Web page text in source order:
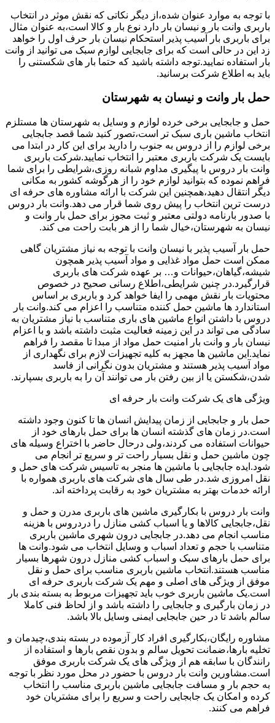
با توجه به موارد عنوان شده،از دیگر نکاتی که نقش موثر در انتخاب
باربری وانت بار و نیسان بار دارد نوع بار و کالا است،به عنوان مثال
برای باربری بار آسیب پذیر استحکام نیسان بار حرف اول را خواهد
زد این در حالی است که برای جابجایی لوازم سبک می توانید از وانت
بار استفاده نمایید.توجه داشته باشید که حتما بار های شکستنی را
باید به اطلاع شرکت برسانید.
حمل بار وانت و نیسان به شهرستان
حمل و جابجایی برخی خرده لوازم و وسایل به شهرستان ها مستلزم
انتخاب ماشین باری سبک تر است،تصور کنید شما قصد جابجایی
برخی لوازم را از دروس به جنوب را دارید برای این کار در ابتدا می
بایست یک شرکت باربری معتبر را انتخاب نمایید.شرکت باربری
وانت بار دروس با پیگیری مداوم شبانه روزی،شرایطی را برای شما
فراهم نموده که بتوانید لوازم خود را از هرگوشه کشور به مکانی
دیگر انتقال دهید،همچنین این شرکت با ارائه مشاوره های حرفه ای
درست ترین انتخاب را پیش روی شما قرار می دهد.وانت بار دروس
با صدور بارنامه دولتی معتبر و ثبت مجوز برای حمل بار وانت و
نیسان به شهرستان،خیال شما را از هر بابت راحت می کند.
حمل بار آسیب پذیر با نیسان وانت با توجه به نیاز مشتریان گاهی
ممکن است حمل مواد غذایی و مواد آسیب پذیر همچون
شیشه،گیاهان،حیوانات و… بر عهده شرکت های باربری
قرارگیرد.در چنین شرایطی،اطلاع رسانی صحیح در خصوص
محتویات بار نقش مهمی را ایفا خواهد کرد و باربری بر اساس
استاندارد ها ماشین حمل کننده متناسب را اعزام می کند.وانت بار
دروس با داشتن انواع ماشین های باری متناسب با نیاز مشتریان به
سادگی می تواند در این زمینه فعالیت مثبت داشته باشد و با اعزام
نیسان بار و وانت بار امنیت حمل مواد از مبدا تا مقصد را فراهم
نماید.این ماشین ها مجهز به کلیه تجهیزات لازم برای نگهداری از
مواد آسیب پذیر هستند و مشتریان بدون نگرانی از فاسد
شدن،شکستن یا از بین رفتن بار می توانند آن را به باربری بسپارند.
ویژگی های یک شرکت وانت بار حرفه ای
حمل بار و جابجایی از زمان پیدایش انسان ها تا کنون وجود داشته
است.در زمان های گذشته انسان ها برای حمل بارهای خود از
حیوانات استفاده می کردند،ولی درحال حاضر با اختراع وسیله های
چون ماشین حمل و نقل بسیار راحت تر و سریع تر انجام می
شود.ایده جابجایی با ماشین ها منجر به تاسیس شرکت های حمل و
نقل امروزی شد.در طی سال های شرکت های باربری همواره با
ارائه خدمات بهتر به مشتریان خود به رقابت پرداخته اند.
وانت بار دروس با بکارگیری ماشین های باربری مدرن و حمل و
نقل،جابجایی کالاها و یا اسباب کشی منازل را دردروس با هزینه
مناسب انجام می دهد.در جابجایی درون شهری ماشین باربری
متناسب با حجم و تعداد اسباب و وسایل انتخاب می شود.وانت ها
برای حمل بارهای سبک و اسباب کشی منازل درون شهرها بسیار
مناسب هستند.انتخاب ماشین باربری مناسب برای حمل و نقل
موفق از ویژگی های اصلی و مهم یک شرکت باربری حرفه ای
است.یک ماشین باربری خوب باید تجهیزات مربوط به بسته بندی بار
در زمان بارگیری و جابجایی را داشته باشد و از لحاظ فنی کاملا
سالم باشد تا در حین جابجایی ایمنی وسایل بالا باشد.
مشاوره رایگان،بکارگیری افراد کار آزموده در بسته بندی،چیدمان و
تخلیه بارها،ضمانت تحویل سالم و بدون نقص بارها و استفاده از
رانندگان با سابقه هم از ویژگی های یک شرکت باربری موفق
است.مشاورین وانت بار دروس با حضور در محل مورد نظر با توجه
به حجم بار و مسافت جابجایی ماشین باربری مناسب را انتخاب
کرده و امکان یک جابجایی راحت و سریع را برای مشتریان خود
فراهم می کنند.